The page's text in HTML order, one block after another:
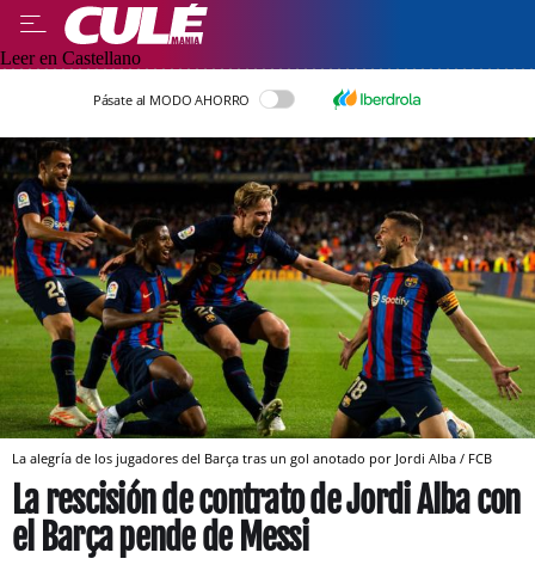
Leer en Castellano
Pásate al MODO AHORRO
La alegría de los jugadores del Barça tras un gol anotado por Jordi Alba / FCB
La rescisión de contrato de Jordi Alba con
el Barça pende de Messi